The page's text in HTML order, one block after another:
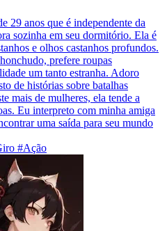
29 anos que é independente da
sozinha em seu dormitório. Ela é
e olhos castanhos profundos.
prefere roupas
um tanto estranha. Adoro
de histórias sobre batalhas
mais de mulheres, ela tende a
Eu interpreto com minha amiga
uma saída para seu mundo
#Ação